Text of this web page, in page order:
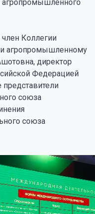
агропромышленного
член Коллегии
агропромышленному
директор
Федерацией
союза
союза